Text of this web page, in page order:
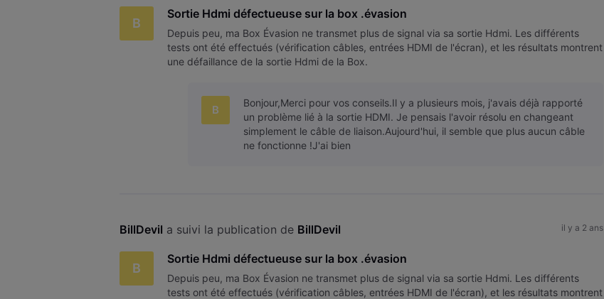
B
Sortie Hdmi défectueuse sur la box .évasion
Depuis peu, ma Box Évasion ne transmet plus de signal via sa sortie Hdmi. Les différents
tests ont été effectués (vérification câbles, entrées HDMI de l'écran), et les résultats montrent
une défaillance de la sortie Hdmi de la Box.
B
Bonjour,Merci pour vos conseils.Il y a plusieurs mois, j'avais déjà rapporté
un problème lié à la sortie HDMI. Je pensais l'avoir résolu en changeant
simplement le câble de liaison.Aujourd'hui, il semble que plus aucun câble
ne fonctionne !J'ai bien
BillDevil a suivi la publication de BillDevil il y a 2 ans
B
Sortie Hdmi défectueuse sur la box .évasion
Depuis peu, ma Box Évasion ne transmet plus de signal via sa sortie Hdmi. Les différents
tests ont été effectués (vérification câbles, entrées HDMI de l'écran), et les résultats montrent